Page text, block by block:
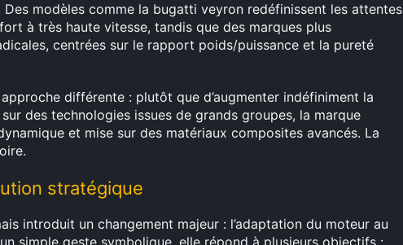
modèles comme la bugatti veyron redéfinissent les attentes
à très haute vitesse, tandis que des marques plus
centrées sur le rapport poids/puissance et la pureté
différente : plutôt que d’augmenter indéfiniment la
des technologies issues de grands groupes, la marque
et mise sur des matériaux composites avancés. La
stratégique
introduit un changement majeur : l’adaptation du moteur au
simple geste symbolique, elle répond à plusieurs objectifs :